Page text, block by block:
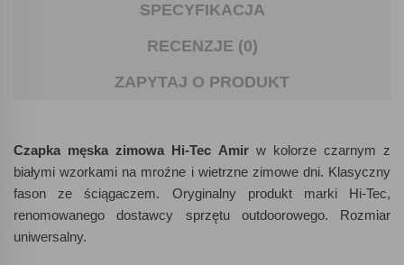
SPECYFIKACJA
RECENZJE (0)
ZAPYTAJ O PRODUKT
Czapka męska zimowa Hi-Tec Amir w kolorze czarnym z
białymi wzorkami na mroźne i wietrzne zimowe dni. Klasyczny
fason ze ściągaczem. Oryginalny produkt marki Hi-Tec,
renomowanego dostawcy sprzętu outdoorowego. Rozmiar
uniwersalny.